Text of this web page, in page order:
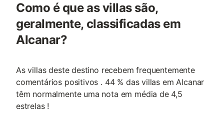
Como é que as villas são,
geralmente, classificadas em
Alcanar?
As villas deste destino recebem frequentemente
comentários positivos . 44 % das villas em Alcanar
têm normalmente uma nota em média de 4,5
estrelas !